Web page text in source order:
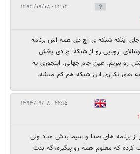
۲۲:۰۳ - ۱۳۹۳/۰۹/۰۸
جای اینکه شبکه ی اچ دی همه اش برنامه
اروپایی رو از شبکه اچ دی پخش
رو ببریم. عین جام جهانی. اینجوری یه
های تکراری این شبکه هم کم میشه.
۲۲:۱۵ - ۱۳۹۳/۰۹/۰۸
از برنامه های صدا و سیما بدش میاد ولی
که معلوم همه رو پیگیره،اگه بدت